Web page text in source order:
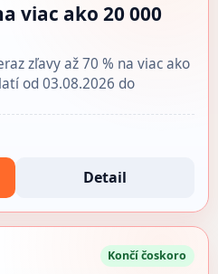
viac ako 20 000
zľavy až 70 % na viac ako
od 03.08.2026 do
Detail
Končí čoskoro